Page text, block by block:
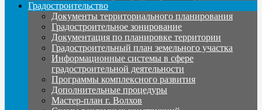
Градостроительство
Документы территориального планирования
Градостроительное зонирование
Документация по планировке территории
Градостроительный план земельного участка
Информационные системы в сфере
градостроительной деятельности
Программы комплексного развития
Дополнительные процедуры
Мастер-план г. Волхов